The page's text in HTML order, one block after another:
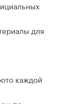
для
каждой